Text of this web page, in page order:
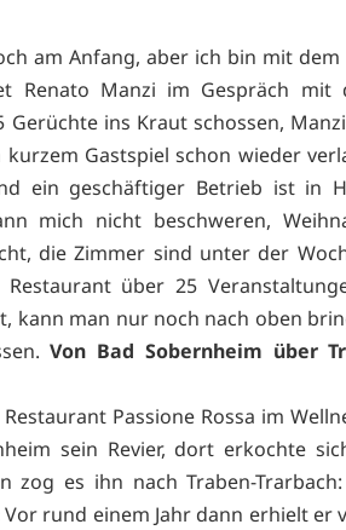
am Anfang, aber ich bin mit dem
Renato Manzi im Gespräch mit
Gerüchte ins Kraut schossen,
Gastspiel schon wieder
ein geschäftiger Betrieb ist in
mich nicht beschweren,
die Zimmer sind unter der
über 25
kann man nur noch nach oben
Von Bad Sobernheim über
Passione Rossa im
sein Revier, dort erkochte
zog es ihn nach Traben-
rund einem Jahr dann erhielt er